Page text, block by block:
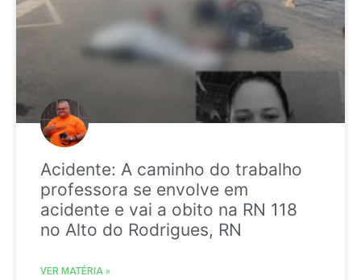
Acidente: A caminho do trabalho
professora se envolve em
acidente e vai a obito na RN 118
no Alto do Rodrigues, RN
VER MATÉRIA »